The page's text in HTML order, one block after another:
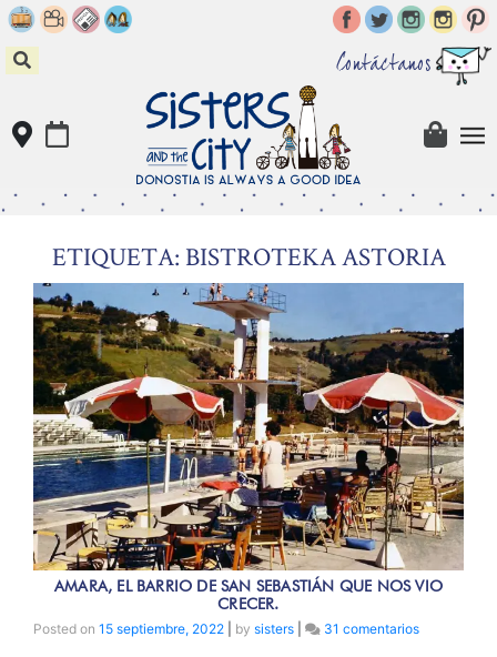
Skip
to
content
Contáctanos
ETIQUETA: BISTROTEKA ASTORIA
AMARA, EL BARRIO DE SAN SEBASTIÁN QUE NOS VIO
CRECER.
Posted on 15 septiembre, 2022 by sisters 31 comentariosen